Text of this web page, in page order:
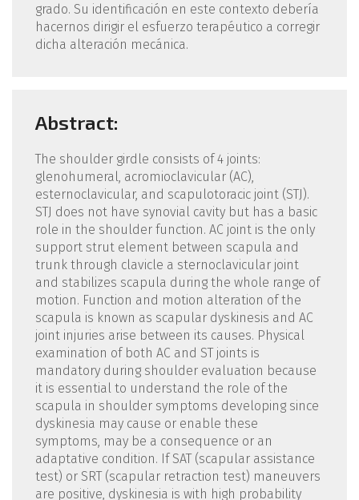
grado. Su identificación en este contexto debería
hacernos dirigir el esfuerzo terapéutico a corregir
dicha alteración mecánica.
Abstract:
The shoulder girdle consists of 4 joints:
glenohumeral, acromioclavicular (AC),
esternoclavicular, and scapulotoracic joint (STJ).
STJ does not have synovial cavity but has a basic
role in the shoulder function. AC joint is the only
support strut element between scapula and
trunk through clavicle a sternoclavicular joint
and stabilizes scapula during the whole range of
motion. Function and motion alteration of the
scapula is known as scapular dyskinesis and AC
joint injuries arise between its causes. Physical
examination of both AC and ST joints is
mandatory during shoulder evaluation because
it is essential to understand the role of the
scapula in shoulder symptoms developing since
dyskinesia may cause or enable these
symptoms, may be a consequence or an
adaptative condition. If SAT (scapular assistance
test) or SRT (scapular retraction test) maneuvers
are positive, dyskinesia is with high probability